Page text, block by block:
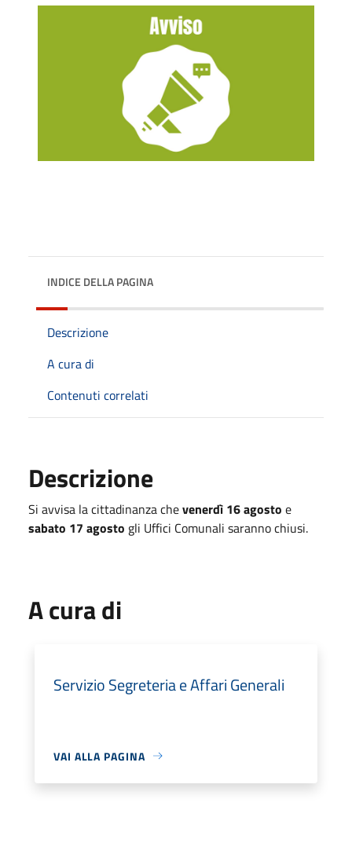
INDICE DELLA PAGINA
Descrizione
A cura di
Contenuti correlati
Descrizione
Si avvisa la cittadinanza chevenerdì 16 agosto e
sabato 17 agosto gli Uffici Comunali saranno chiusi.
A cura di
Servizio Segreteria e Affari Generali
VAI ALLA PAGINA